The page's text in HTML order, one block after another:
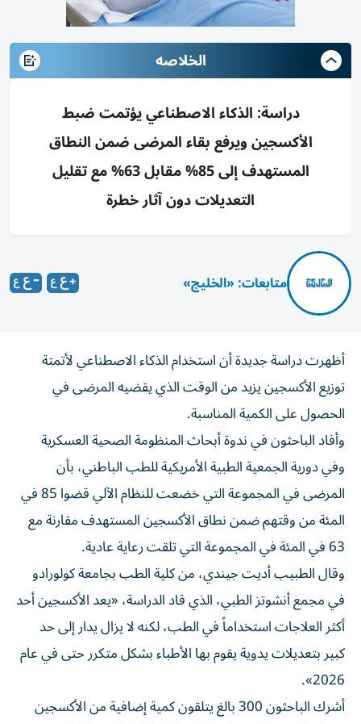
الخلاصه
دراسة: الذكاء الاصطناعي يؤتمت ضبط
الأكسجين ويرفع بقاء المرضى ضمن النطاق
المستهدف إلى 85% مقابل 63% مع تقليل
التعديلات دون آثار خطرة
متابعات: «الخليج»
أظهرت دراسة جديدة أن استخدام الذكاء الاصطناعي لأتمتة
توزيع الأكسجين يزيد من الوقت الذي يقضيه المرضى في
الحصول على الكمية ‌المناسبة.
وأفاد الباحثون في ندوة أبحاث المنظومة الصحية العسكرية
وفي دورية الجمعية ​الطبية ⁠الأمريكية للطب الباطني، بأن
المرضى في المجموعة ‌التي خضعت للنظام الآلي قضوا ‌85 في
المئة من وقتهم ضمن نطاق الأكسجين المستهدف مقارنة مع
63 في المئة في المجموعة التي تلقت رعاية عادية.
وقال الطبيب أديت ‌جيندي، من كلية الطب بجامعة كولورادو
في مجمع أنشوتز الطبي، الذي ⁠قاد الدراسة، «يعد الأكسجين أحد
أكثر العلاجات استخداماً في الطب، لكنه لا يزال يدار إلى حد
كبير بتعديلات يدوية يقوم بها الأطباء بشكل متكرر حتى في عام
2026».
أشرك الباحثون 300 بالغ يتلقون كمية إضافية من الأكسجين